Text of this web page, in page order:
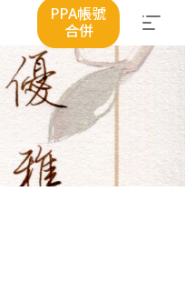
PPA帳號
合併